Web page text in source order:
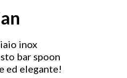
inox
bar spoon
ed elegante!